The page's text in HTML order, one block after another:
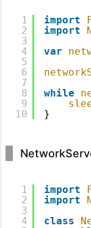
1
2
3
4
5
6
7
8
9
10
import
import
var
while
}
1
2
3
4
import
import
class